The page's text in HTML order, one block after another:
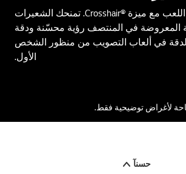
الدقة هي أساس اللعب مع ميزة Crosshair®‎. تمنحك الشعيرات
المعروضة في المنتصف رؤية محسّنة ودقة
الدقة في ألعاب التصويب من منظور الشخص
الأول.
لأغراض توضيحية فقط.
حسنآ